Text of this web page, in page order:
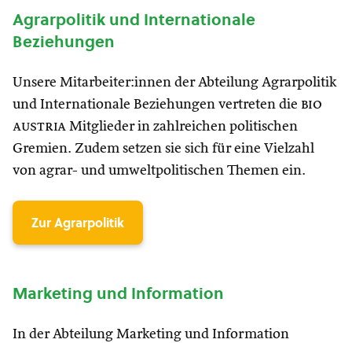
Agrarpolitik und Internationale
Beziehungen
Unsere Mitarbeiter:innen der Abteilung Agrarpolitik
und Internationale Beziehungen vertreten die bio
austria Mitglieder in zahlreichen politischen
Gremien. Zudem setzen sie sich für eine Vielzahl
von agrar- und umweltpolitischen Themen ein.
Zur Agrarpolitik
Marketing und Information
In der Abteilung Marketing und Information